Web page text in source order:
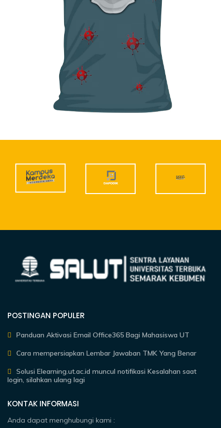
POSTINGAN POPULER
Panduan Aktivasi Email Office365 Bagi Mahasiswa UT
Cara mempersiapkan Lembar Jawaban TMK Yang Benar
Solusi Elearning.ut.ac.id muncul notifikasi Kesalahan saat
login, silahkan ulang lagi
KONTAK INFORMASI
Anda dapat menghubungi kami :